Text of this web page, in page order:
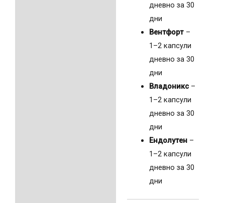
дневно за 30
дни
Вентфорт–
1–2 капсули
дневно за 30
дни
Владоникс–
1–2 капсули
дневно за 30
дни
Ендолутен–
1–2 капсули
дневно за 30
дни